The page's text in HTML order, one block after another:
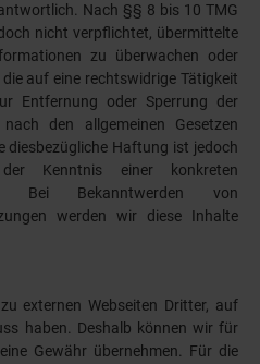
Nach §§ 8 bis 10 TMG
nicht verpflichtet, übermittelte
zu überwachen oder
auf eine rechtswidrige Tätigkeit
Entfernung oder Sperrung der
den allgemeinen Gesetzen
diesbezügliche Haftung ist jedoch
Kenntnis einer konkreten
Bei Bekanntwerden von
werden wir diese Inhalte
externen Webseiten Dritter, auf
haben. Deshalb können wir für
Gewähr übernehmen. Für die